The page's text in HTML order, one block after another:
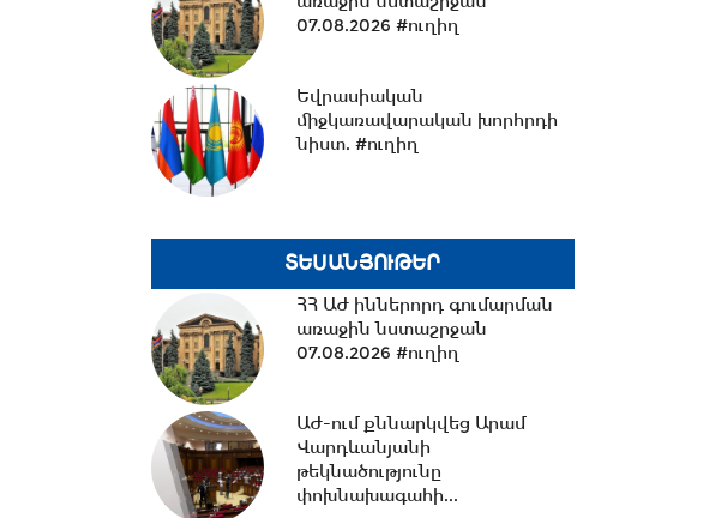
հետախուզության...
նոր ջրագծեր. Արմավիրի
մարզի երեք համայնք՝...
հարցը որոշելու վերաբերյալ...
13:27 -Շալվա Պապուաշվիլին
շնորհավորական ուղերձ է
13:02 -ՀԷՑ-ը դառնալու է
պետական սեփականություն,
հանձնվելու է
07.08.2026 #ուղիղ
Եվրասիական
միջկառավարական խորհրդի
նիստ. #ուղիղ
ՏԵՍԱՆՅՈՒԹԵՐ
ՀՀ ԱԺ իններորդ գումարման
առաջին նստաշրջան
07.08.2026 #ուղիղ
ԱԺ-ում քննարկվեց Արամ
Վարդևանյանի
թեկնածությունը
փոխնախագահի...